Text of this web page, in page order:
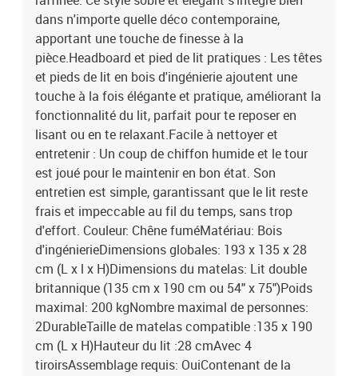
dans n'importe quelle déco contemporaine,
apportant une touche de finesse à la
pièce.Headboard et pied de lit pratiques : Les têtes
et pieds de lit en bois d'ingénierie ajoutent une
touche à la fois élégante et pratique, améliorant la
fonctionnalité du lit, parfait pour te reposer en
lisant ou en te relaxant.Facile à nettoyer et
entretenir : Un coup de chiffon humide et le tour
est joué pour le maintenir en bon état. Son
entretien est simple, garantissant que le lit reste
frais et impeccable au fil du temps, sans trop
d'effort. Couleur: Chêne fuméMatériau: Bois
d'ingénierieDimensions globales: 193 x 135 x 28
cm (L x l x H)Dimensions du matelas: Lit double
britannique (135 cm x 190 cm ou 54" x 75")Poids
maximal: 200 kgNombre maximal de personnes:
2DurableTaille de matelas compatible :135 x 190
cm (L x H)Hauteur du lit :28 cmAvec 4
tiroirsAssemblage requis: OuiContenant de la